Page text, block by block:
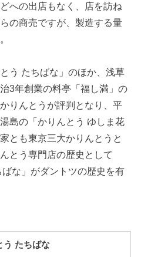
への出店もなく、店を訪ね
の商売ですが、製造する量
う たちばな」のほか、浅草
3年創業の料亭「福し満」の
りんとうが評判となり、平
島の「かりんとう ゆしま花
とも東京三大かりんとうと
とう専門店の歴史として
な」がダントツの歴史を有
う たちばな